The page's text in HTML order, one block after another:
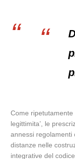
Come
legittimita’, le
annessi regolamenti
distanze nelle
integrative del